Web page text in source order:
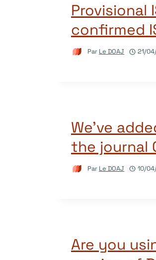
Provisional
confirmed
Par Le DOAJ 21/
We’ve
the journal
Par Le DOAJ 10/
Are you